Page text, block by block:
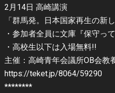
2月14日 高崎講演
「群馬発。日本国家再生の新
・参加者全員に文庫『保守っ
・高校生以下は入場無料!!
主催：高崎青年会議所OB会教
https://teket.jp/8064/59290
********